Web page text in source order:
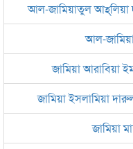
আল-জামিয়াতুল আহ্‌লিয়া
আল-
জামিয়া আরাবিয়া
জামিয়া ইসলামিয়া
জামিয়া